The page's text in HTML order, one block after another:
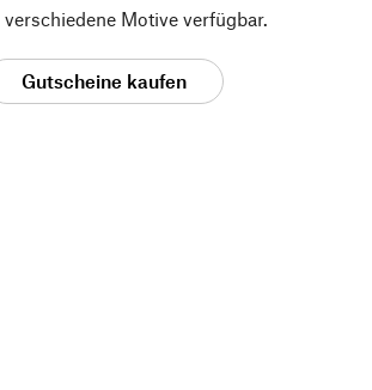
verschiedene Motive verfügbar.
Gutscheine kaufen